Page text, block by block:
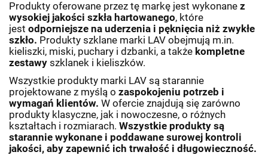
Produkty oferowane przez tę markę jest wykonane z
wysokiej jakości szkła hartowanego, które
jest odporniejsze na uderzenia i pęknięcia niż zwykłe
szkło. Produkty szklane marki LAV obejmują m.in.
kieliszki, miski, puchary i dzbanki, a także kompletne
zestawy szklanek i kieliszków.
Wszystkie produkty marki LAV są starannie
projektowane z myślą o zaspokojeniu potrzeb i
wymagań klientów. W ofercie znajdują się zarówno
produkty klasyczne, jak i nowoczesne, o różnych
kształtach i rozmiarach. Wszystkie produkty są
starannie wykonane i poddawane surowej kontroli
jakości, aby zapewnić ich trwałość i długowieczność.